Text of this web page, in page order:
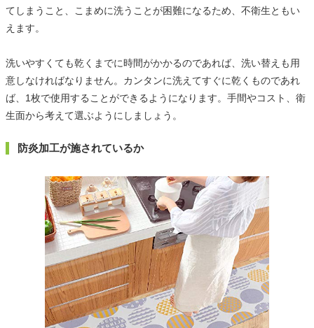
てしまうこと、こまめに洗うことが困難になるため、不衛生ともい
えます。
洗いやすくても乾くまでに時間がかかるのであれば、洗い替えも用
意しなければなりません。カンタンに洗えてすぐに乾くものであれ
ば、1枚で使用することができるようになります。手間やコスト、衛
生面から考えて選ぶようにしましょう。
防炎加工が施されているか